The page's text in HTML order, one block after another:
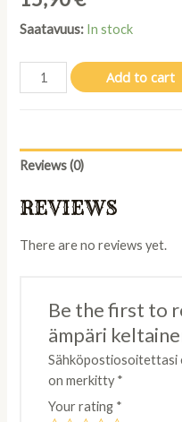
Saatavuus: In stock
Krafft
ämpäri
Add to cart
Reviews (0)
REVIEWS
There are no reviews yet.
Be the first to
ämpäri
Sähköpostiosoitettasi
on merkitty*
Your rating *